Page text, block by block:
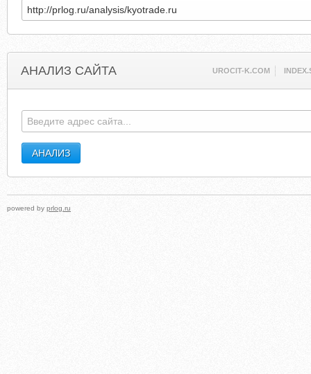
АНАЛИЗ САЙТА UROCIT-K.COM
powered by prlog.ru